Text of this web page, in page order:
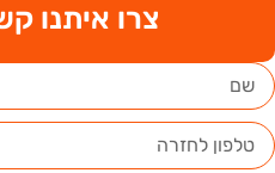
צרו איתנו